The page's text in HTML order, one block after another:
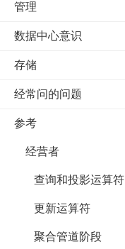
管理
数据中心意识
存储
经常问的问题
参考
经营者
查询和投影运算符
更新运算符
聚合管道阶段